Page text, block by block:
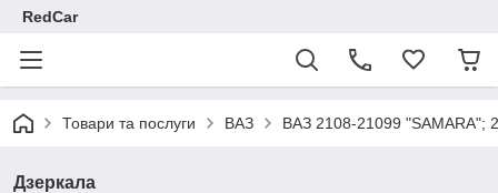
RedCar
Товари та послуги ВАЗ ВАЗ 2108-21099 "SAMARA";
Дзеркала